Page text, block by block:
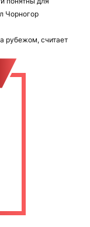
Чорногор
рубежом, считает